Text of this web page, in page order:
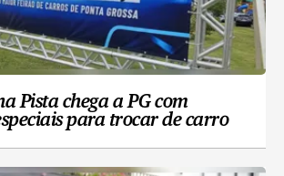
Pista chega a PG com
para trocar de carro